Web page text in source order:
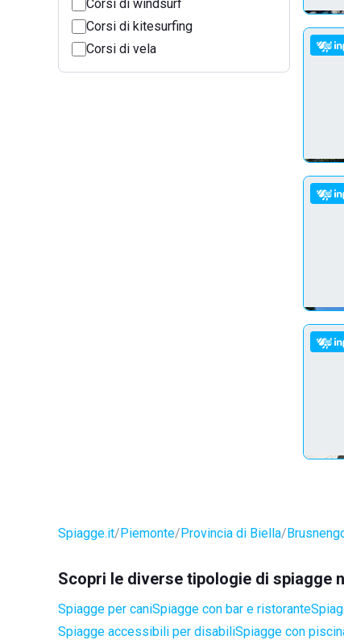
Corsi di windsurf
Corsi di kitesurfing
Corsi di vela
Spiagge.it Piemonte Provincia di Biella
Scopri le diverse tipologie di spiagge
Spiagge per caniSpiagge con bar e ristorante
Spiagge accessibili per disabiliSpiagge con